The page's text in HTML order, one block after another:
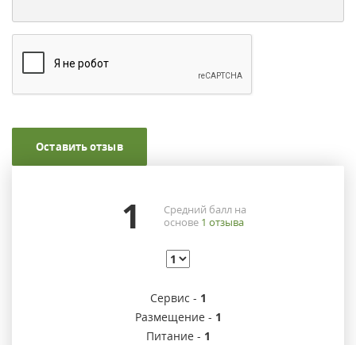
Оставить отзыв
1
Средний балл на
основе 1 отзыва
Сервис - 1
Размещение - 1
Питание - 1